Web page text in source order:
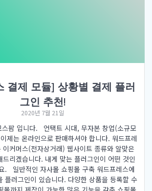
결제 모듈] 상황별 결제 플러
그인 추천!
2020년 7월 21일
스팜 입니다. 언택트 시대, 무자본 창업(소규모
제는 온라인으로 판매하셔야 합니다. 워드프레
커머스(전자상거래) 웹사이트 종류와 알맞은
드리겠습니다. 내게 맞는 플러그인이 어떤 것인
. 일반적인 자사몰 쇼핑몰 구축 워드프레스에
플러그인이 있습니다. 다양한 상품을 등록할 수